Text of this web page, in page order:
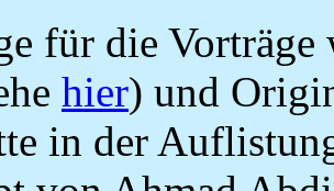
für die
hier) und
in der